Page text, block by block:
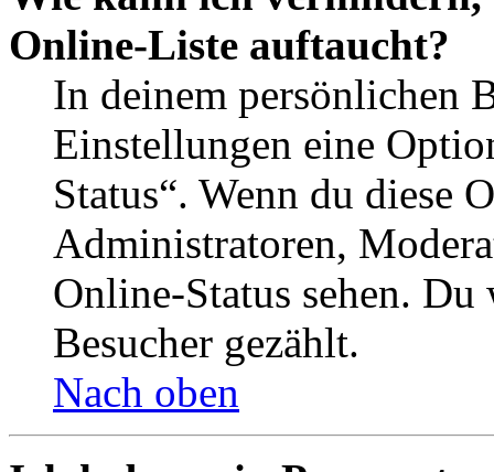
Online-Liste auftaucht?
In deinem persönlichen
Einstellungen eine
Status“. Wenn du diese
Administratoren,
Online-Status sehen.
Besucher gezählt.
Nach oben